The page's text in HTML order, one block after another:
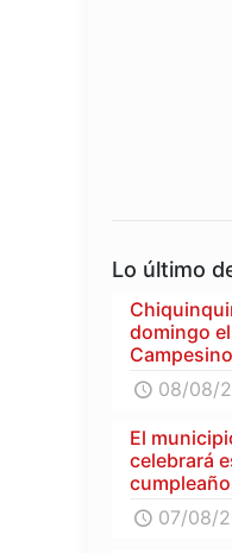
Lo último
domingo
08/08/
El
celebrará
07/08/